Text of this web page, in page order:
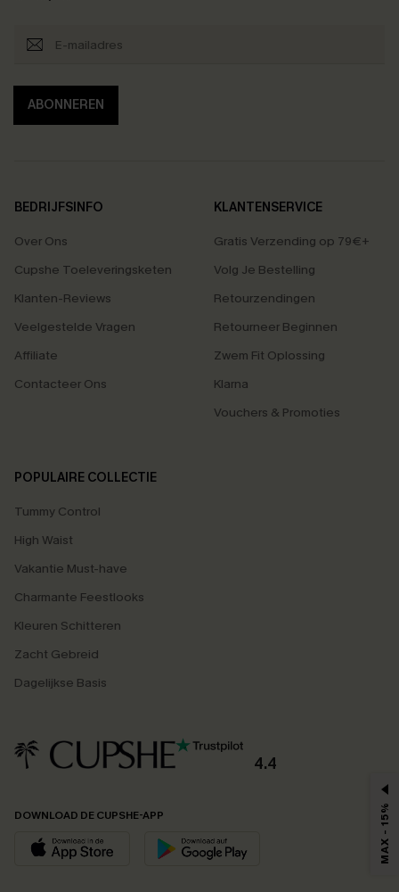
ABONNEREN
BEDRIJFSINFO
Over Ons
Cupshe Toeleveringsketen
Klanten-Reviews
Veelgestelde Vragen
Affiliate
Contacteer Ons
KLANTENSERVICE
Gratis Verzending op 79€+
Volg Je Bestelling
Retourzendingen
Retourneer Beginnen
Zwem Fit Oplossing
Klarna
Vouchers & Promoties
POPULAIRE COLLECTIE
Tummy Control
High Waist
Vakantie Must-have
Charmante Feestlooks
Kleuren Schitteren
Zacht Gebreid
Dagelijkse Basis
4.4
DOWNLOAD DE CUPSHE-APP MAX - 15%